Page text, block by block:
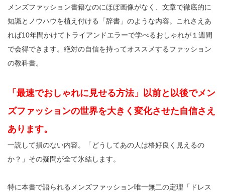
メンズファッション書籍なのにほぼ画像がなく、文章で徹底的に
知識とノウハウを植え付ける「辞書」のような内容。これさえあ
れば10年間かけてトライアンドエラーで学べるおしゃれが１週間
で会得できます。絶対の自信を持ってオススメするファッション
の教科書。
「最速でおしゃれに見せる方法」以前と以後でメン
ズファッションの世界を大きく変化させた自信さえ
あります。
一読して損のない内容。「どうしてあの人は格好良く見えるの
か？」その疑問が全て氷結します。
特に本書で語られるメンズファッション唯一無二の定理「ドレス